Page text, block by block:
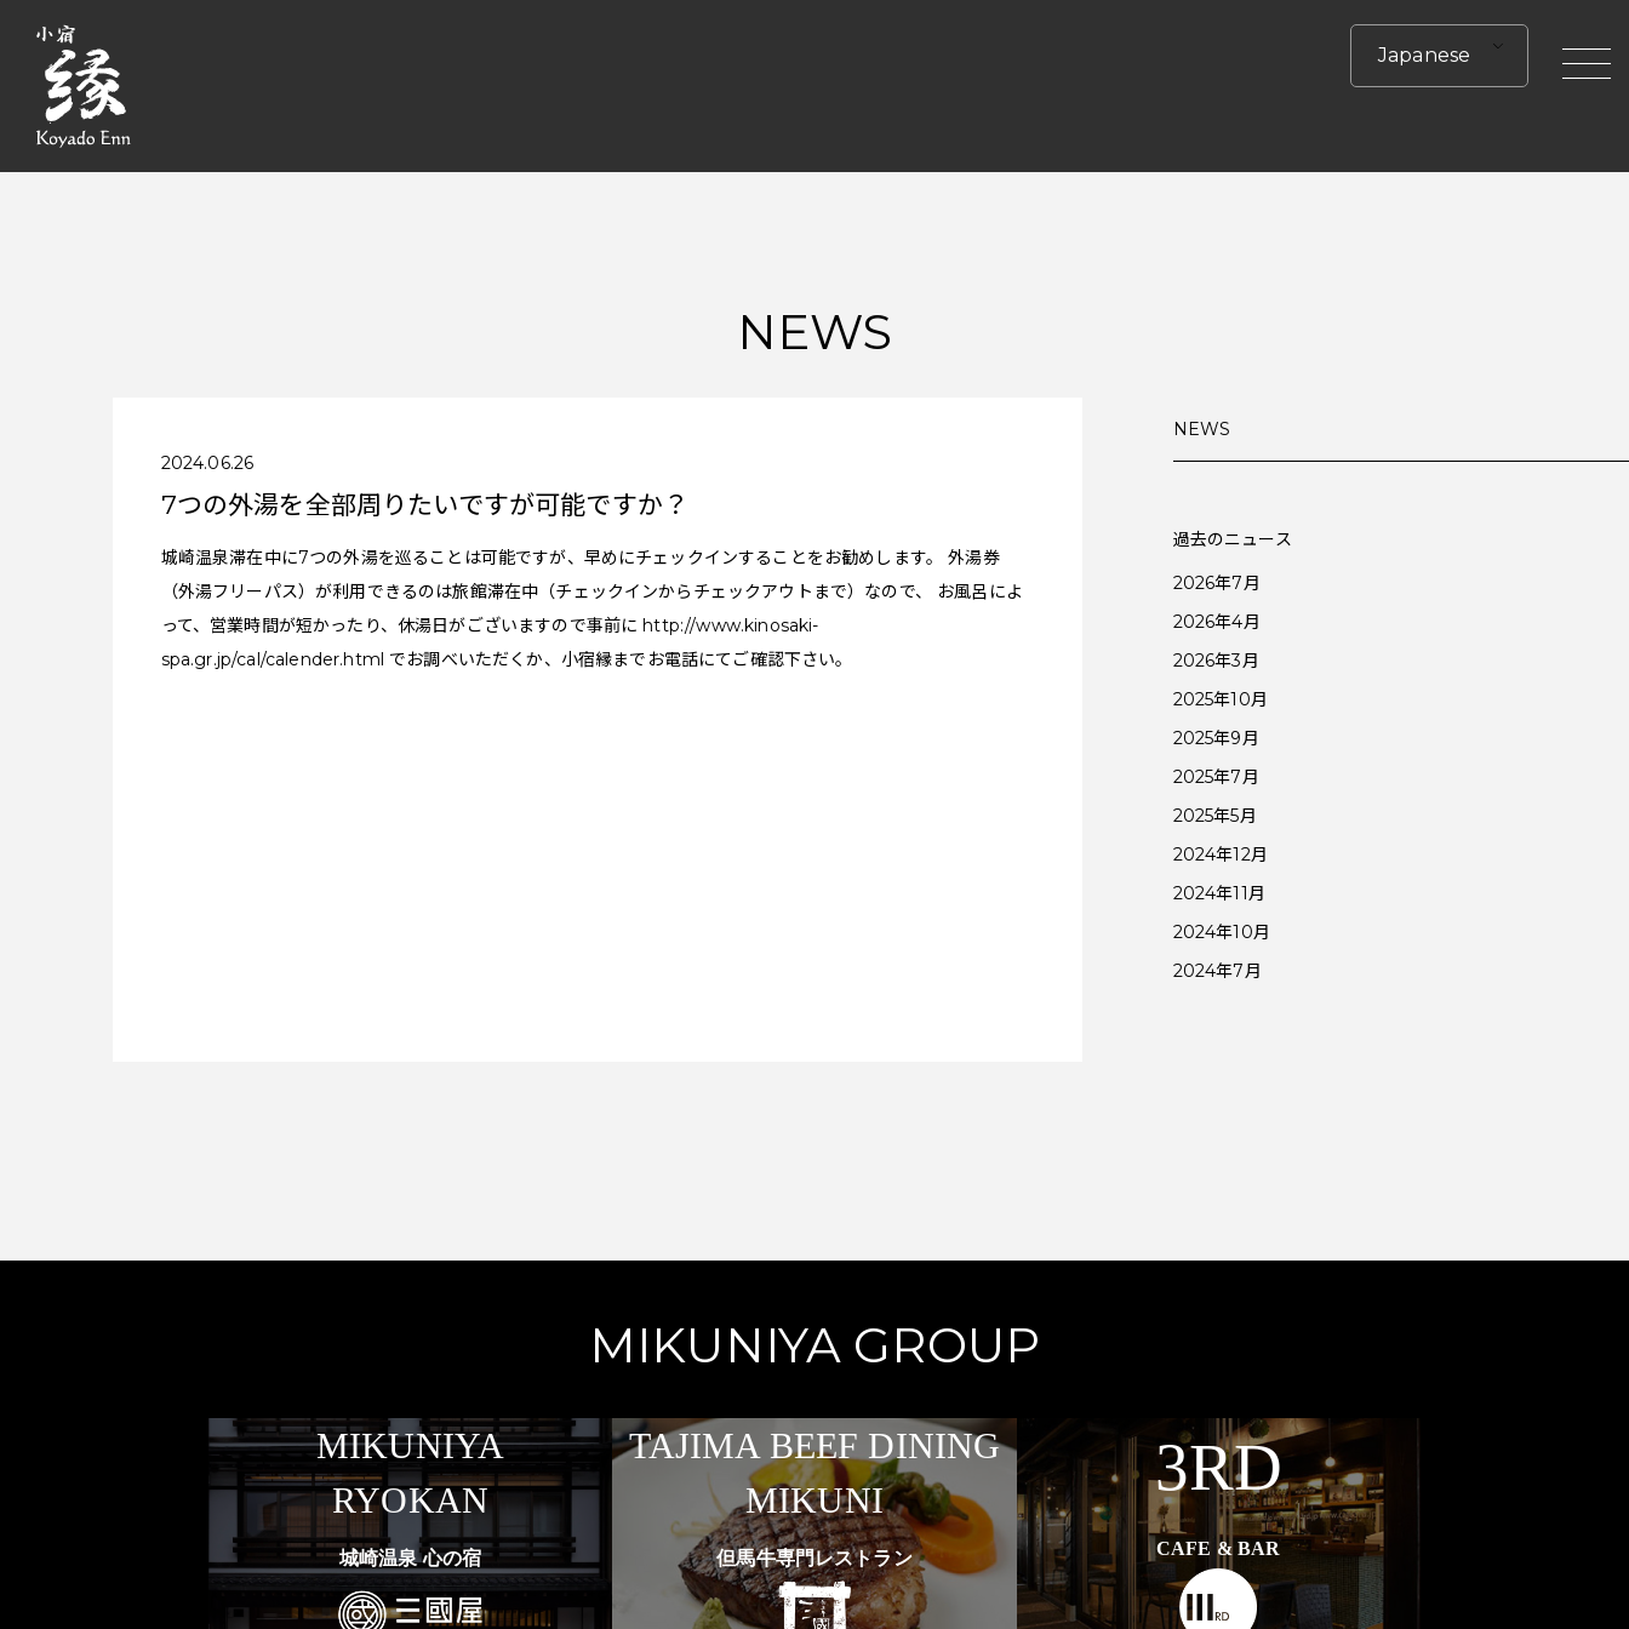
Japanese
NEWS
2024.06.26
7つの外湯を全部周りたいですが可能ですか？
城崎温泉滞在中に7つの外湯を巡ることは可能ですが、早めにチェックインすることをお勧めします。 外湯券
（外湯フリーパス）が利用できるのは旅館滞在中（チェックインからチェックアウトまで）なので、 お風呂によ
って、営業時間が短かったり、休湯日がございますので事前に http://www.kinosaki-
spa.gr.jp/cal/calender.html でお調べいただくか、小宿縁までお電話にてご確認下さい。
NEWS
過去のニュース
2026年7月
2026年4月
2026年3月
2025年10月
2025年9月
2025年7月
2025年5月
2024年12月
2024年11月
2024年10月
2024年7月
MIKUNIYA GROUP
MIKUNIYA
RYOKAN
城崎温泉 心の宿
TAJIMA BEEF DINING
MIKUNI
但馬牛専門レストラン
3RD
CAFE & BAR